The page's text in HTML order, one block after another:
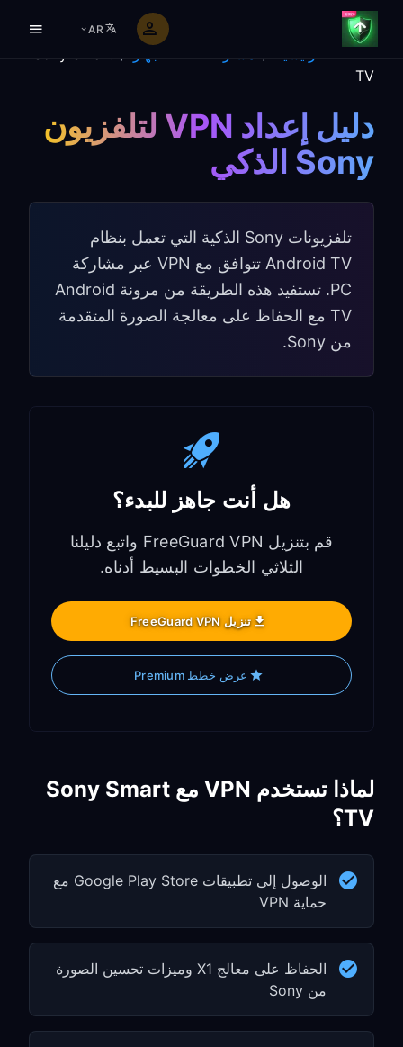
AR
الصفحة الرئيسية / مشاركة VPN للجهاز /
Sony Smart
TV
دليل إعداد VPN لتلفزيون
Sony الذكي
تلفزيونات Sony الذكية التي تعمل بنظام
Android TV تتوافق مع VPN عبر مشاركة
PC. تستفيد هذه الطريقة من مرونة Android
TV مع الحفاظ على معالجة الصورة المتقدمة
من Sony.
هل أنت جاهز للبدء؟
قم بتنزيل FreeGuard VPN واتبع دليلنا
الثلاثي الخطوات البسيط أدناه.
تنزيل FreeGuard VPN
عرض خطط Premium
لماذا تستخدم VPN مع Sony Smart
TV؟
الوصول إلى تطبيقات Google Play Store مع
حماية VPN
الحفاظ على معالج X1 وميزات تحسين الصورة
من Sony